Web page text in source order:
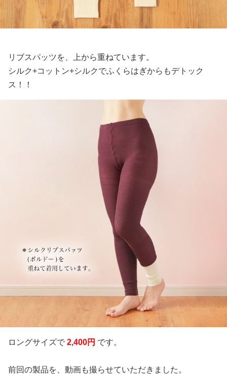
リブスパッツを、上から重ねています。
シルク+コットン+シルクでふくらはぎからもデトック
ス！！
ロングサイズで 2,400円 です。
前回の製品を、動画も撮らせていただきました。